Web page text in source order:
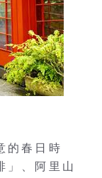
的春日時
」、阿里山